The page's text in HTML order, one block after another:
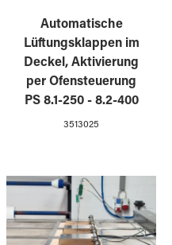
Automatische
Lüftungsklappen im
Deckel, Aktivierung
per Ofensteuerung
PS 8.1-250 - 8.2-400
3513025